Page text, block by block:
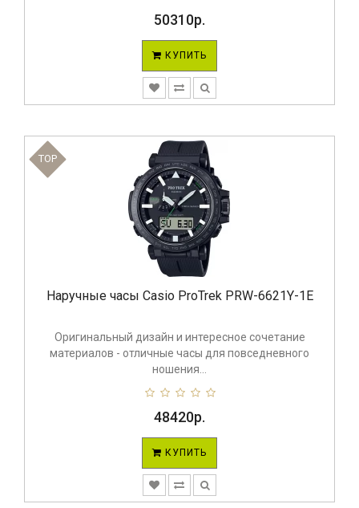
50310р.
КУПИТЬ
TOP
Наручные часы Casio ProTrek PRW-6621Y-1E
Оригинальный дизайн и интересное сочетание
материалов - отличные часы для повседневного
ношения...
48420р.
КУПИТЬ